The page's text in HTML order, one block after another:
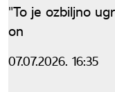
"To je ozbiljno
on
07.07.2026. 16:35